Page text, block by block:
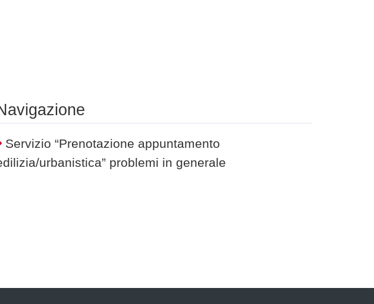
Servizio “Prenotazione appuntamento
urbanistica” problemi in generale